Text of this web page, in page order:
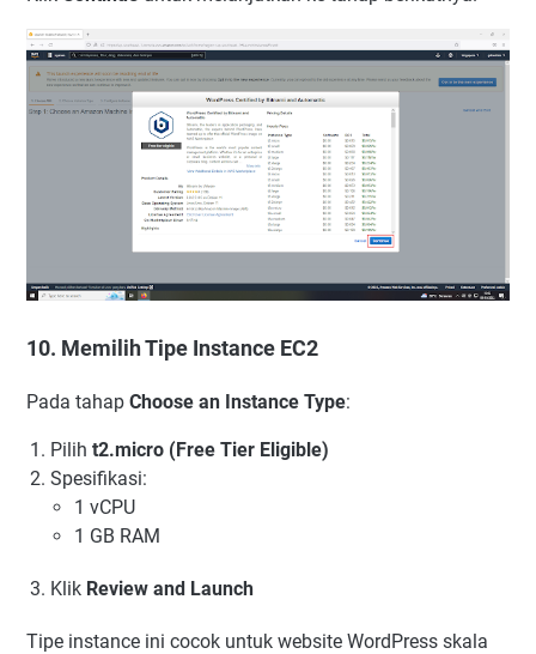
10. Memilih Tipe Instance EC2
Pada tahap Choose an Instance Type:
Pilih t2.micro (Free Tier Eligible)
Spesifikasi:
1 vCPU
1 GB RAM
Klik Review and Launch
Tipe instance ini cocok untuk website WordPress skala